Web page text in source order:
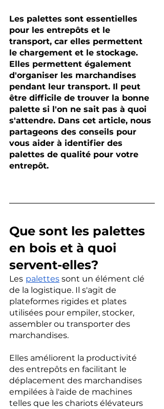
Les palettes sont essentielles
pour les entrepôts et le
transport, car elles permettent
le chargement et le stockage.
Elles permettent également
d'organiser les marchandises
pendant leur transport. Il peut
être difficile de trouver la bonne
palette si l'on ne sait pas à quoi
s'attendre. Dans cet article, nous
partageons des conseils pour
vous aider à identifier des
palettes de qualité pour votre
entrepôt.
Que sont les palettes
en bois et à quoi
servent-elles?
Les palettes sont un élément clé
de la logistique. Il s'agit de
plateformes rigides et plates
utilisées pour empiler, stocker,
assembler ou transporter des
marchandises.
Elles améliorent la productivité
des entrepôts en facilitant le
déplacement des marchandises
empilées à l'aide de machines
telles que les chariots élévateurs